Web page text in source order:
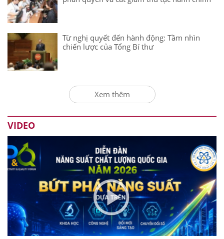
Từ nghị quyết đến hành động: Tầm nhìn
chiến lược của Tổng Bí thư
Xem thêm
VIDEO